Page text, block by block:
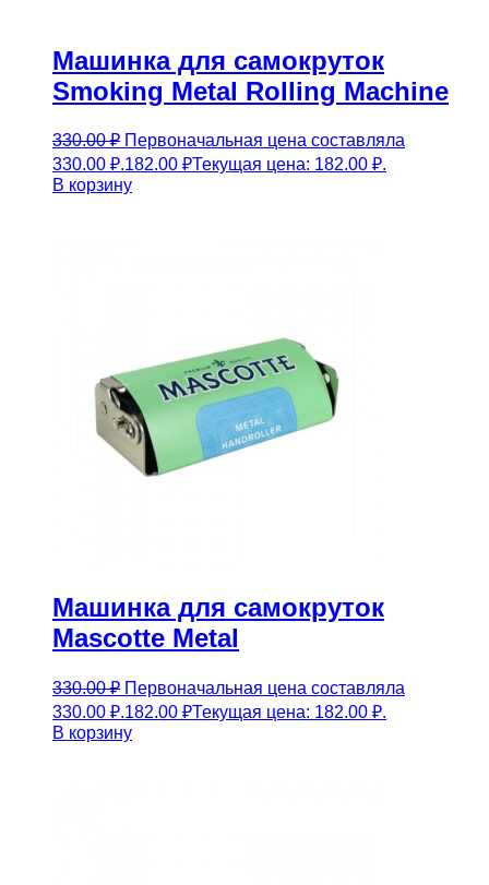
Машинка для самокруток
Smoking Metal Rolling Machine
330.00₽ Первоначальная цена составляла
330.00 ₽.182.00 ₽Текущая цена: 182.00 ₽.
В корзину
Машинка для самокруток
Mascotte Metal
330.00₽ Первоначальная цена составляла
330.00 ₽.182.00 ₽Текущая цена: 182.00 ₽.
В корзину